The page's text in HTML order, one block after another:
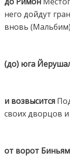
него дойдут
вновь
(до) юга
и возвысится
своих дворцов
от ворот